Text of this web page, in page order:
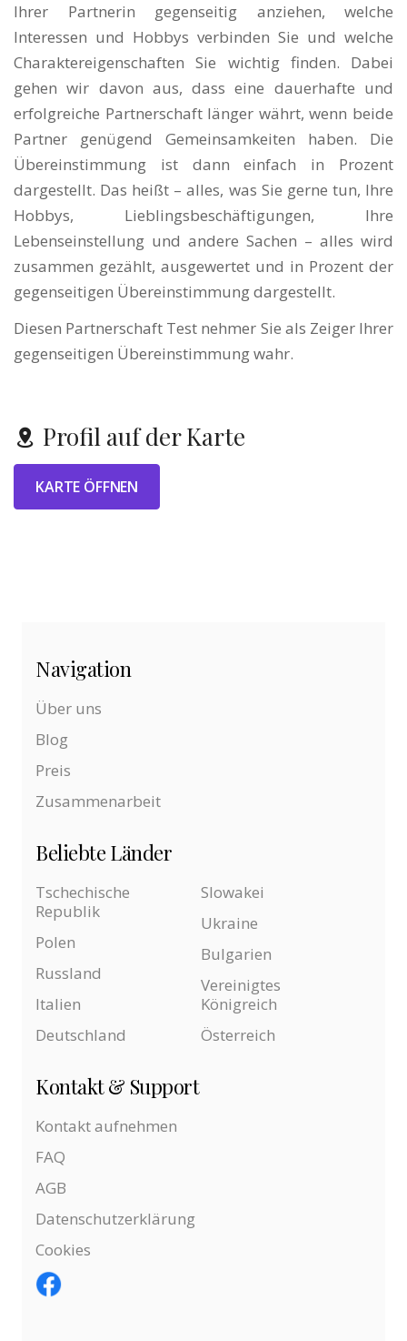
Ihrer Partnerin gegenseitig anziehen, welche
Interessen und Hobbys verbinden Sie und welche
Charaktereigenschaften Sie wichtig finden. Dabei
gehen wir davon aus, dass eine dauerhafte und
erfolgreiche Partnerschaft länger währt, wenn beide
Partner genügend Gemeinsamkeiten haben. Die
Übereinstimmung ist dann einfach in Prozent
dargestellt. Das heißt – alles, was Sie gerne tun, Ihre
Hobbys, Lieblingsbeschäftigungen, Ihre
Lebenseinstellung und andere Sachen – alles wird
zusammen gezählt, ausgewertet und in Prozent der
gegenseitigen Übereinstimmung dargestellt.
Diesen Partnerschaft Test nehmer Sie als Zeiger Ihrer
gegenseitigen Übereinstimmung wahr.
Profil auf der Karte
KARTE ÖFFNEN
Navigation
Über uns
Blog
Preis
Zusammenarbeit
Beliebte Länder
Tschechische
Republik
Polen
Russland
Italien
Deutschland
Slowakei
Ukraine
Bulgarien
Vereinigtes
Königreich
Österreich
Kontakt & Support
Kontakt aufnehmen
FAQ
AGB
Datenschutzerklärung
Cookies